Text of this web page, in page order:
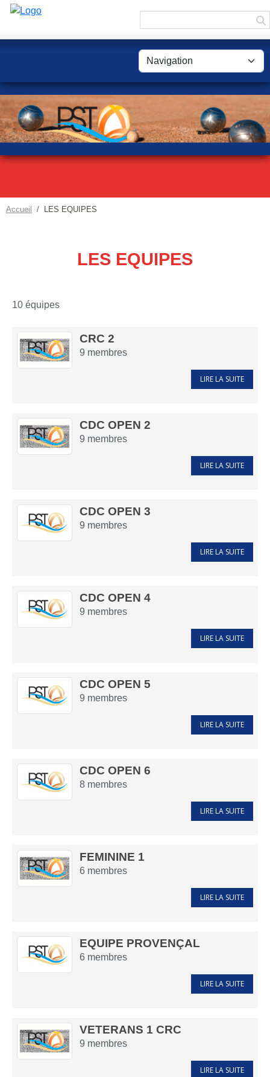
Accueil LES EQUIPES
LES EQUIPES
10 équipes
CRC 2
9 membres
LIRE LA SUITE
CDC OPEN 2
9 membres
LIRE LA SUITE
CDC OPEN 3
9 membres
LIRE LA SUITE
CDC OPEN 4
9 membres
LIRE LA SUITE
CDC OPEN 5
9 membres
LIRE LA SUITE
CDC OPEN 6
8 membres
LIRE LA SUITE
FEMININE 1
6 membres
LIRE LA SUITE
EQUIPE PROVENÇAL
6 membres
LIRE LA SUITE
VETERANS 1 CRC
9 membres
LIRE LA SUITE
Panneau de gestion des cookies